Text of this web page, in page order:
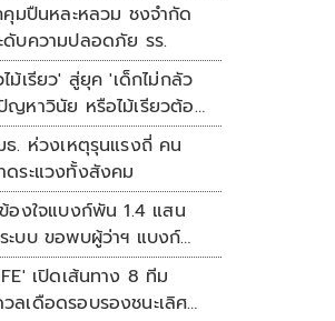
มปืนหละหลวม ชงจำกัด
ดับความปลอดภัย รร.
ม้เรียว' สู่ยุค 'เด็กไม่กลัว
ญหาวินัย หรือไม้เรียวต้อง
ธ. ห่วงเหตุรุนแรงถี่ คน
ดระแวงทั้งสังคม
องใจแบงก์พัน 1.4 แสน
ะบบ ขอพบผู้ว่าฯ แบงก์
เปิดเส้นทาง 8 ทีม
ลเดือดรอบรองชนะเลิศ